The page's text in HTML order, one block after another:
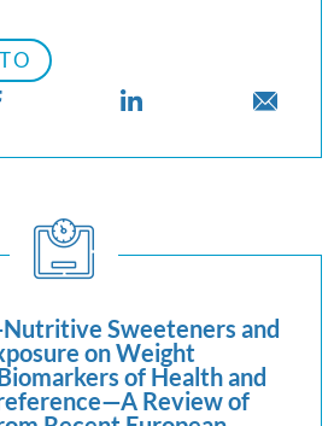
Sweeteners and
on Weight
of Health and
Review of